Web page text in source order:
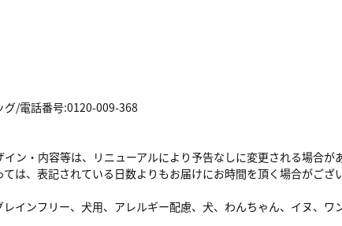
グ/電話番号:0120-009-368
ン・内容等は、リニューアルにより予告なしに変更される場合が
は、表記されている日数よりもお届けにお時間を頂く場合がござい
インフリー、犬用、アレルギー配慮、犬、わんちゃん、イヌ、ワ